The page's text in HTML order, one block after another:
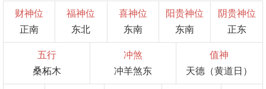
财神位
正南
福神位
东北
喜神位
东南
阳贵神位
东南
阴贵神位
正东
五行
桑柘木
冲煞
冲羊煞东
值神
天德（黄道日）